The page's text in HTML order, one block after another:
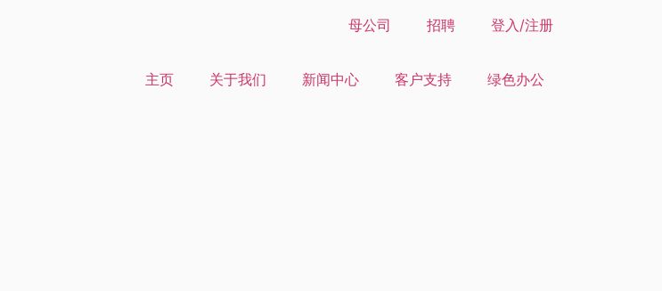
母公司 招聘 登入/注册
主页 关于我们 新闻中心 客户支持 绿色办公